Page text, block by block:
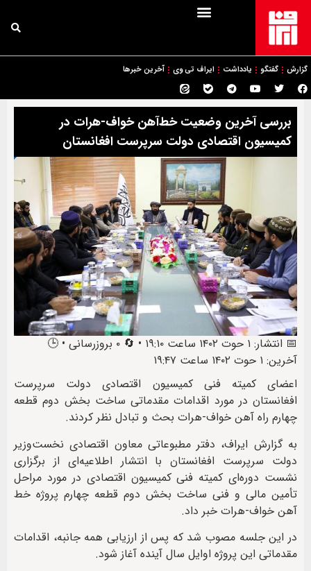
گزارش گفتگو یادداشت ایراف تی وی آخرین خبرها
بررسی آخرین وضعیت خط‌‌آهن خواف-هرات در
کمیسیون اقتصادی دولت سرپرست افغانستان
📅 انتشار: ۱ حوت ۱۴۰۲ ساعت ۱۹:۱۰ • 🔄 ۰ بروزرسانی • 🕒
آخرین: ۱ حوت ۱۴۰۲ ساعت ۱۹:۴۷
اعضای کمیته فنی کمیسیون اقتصادی دولت سرپرست
افغانستان در مورد اقدامات مقدماتی ساخت بخش دوم قطعه
چهارم راه آهن خواف-هرات بحث و تبادل نظر کردند.
به گزارش ایراف، دفتر مطبوعاتی معاون اقتصادی نخست‌وزیر
دولت سرپرست افغانستان با انتشار اطلاعیه‌ای از برگزاری
نشست دوره‌ای کمیته فنی کمیسیون اقتصادی در مورد مراحل
تأمین مالی و فنی ساخت بخش دوم قطعه چهارم پروژه خط‌
آهن خواف-هرات خبر داد.
در این جلسه مصوب شد که پس از ارزیابی همه جانبه، اقدامات
مقدماتی این پروژه اوایل سال آینده آغاز شود.